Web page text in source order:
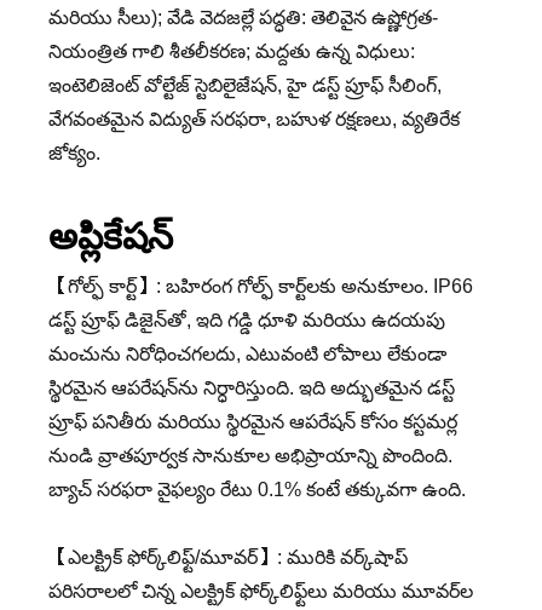
మరియు సీలు); వేడి వెదజల్లే పద్ధతి: తెలివైన ఉష్ణోగ్రత-
నియంత్రిత గాలి శీతలీకరణ; మద్దతు ఉన్న విధులు:
ఇంటెలిజెంట్ వోల్టేజ్ స్టెబిలైజేషన్, హై డస్ట్ ప్రూఫ్ సీలింగ్,
వేగవంతమైన విద్యుత్ సరఫరా, బహుళ రక్షణలు, వ్యతిరేక
జోక్యం.
అప్లికేషన్
【గోల్ఫ్ కార్ట్】: బహిరంగ గోల్ఫ్ కార్ట్‌లకు అనుకూలం. IP66
డస్ట్ ప్రూఫ్ డిజైన్‌తో, ఇది గడ్డి ధూళి మరియు ఉదయపు
మంచును నిరోధించగలదు, ఎటువంటి లోపాలు లేకుండా
స్థిరమైన ఆపరేషన్‌ను నిర్ధారిస్తుంది. ఇది అద్భుతమైన డస్ట్
ప్రూఫ్ పనితీరు మరియు స్థిరమైన ఆపరేషన్ కోసం కస్టమర్ల
నుండి వ్రాతపూర్వక సానుకూల అభిప్రాయాన్ని పొందింది.
బ్యాచ్ సరఫరా వైఫల్యం రేటు 0.1% కంటే తక్కువగా ఉంది.
【ఎలక్ట్రిక్ ఫోర్క్‌లిఫ్ట్/మూవర్】: మురికి వర్క్‌షాప్
పరిసరాలలో చిన్న ఎలక్ట్రిక్ ఫోర్క్‌లిఫ్ట్‌లు మరియు మూవర్‌ల